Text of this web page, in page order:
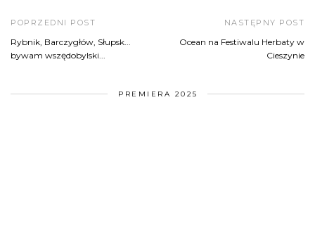
POPRZEDNI POST
Rybnik, Barczygłów, Słupsk...
bywam wszędobylski...
NASTĘPNY POST
Ocean na Festiwalu Herbaty w
Cieszynie
PREMIERA 2025